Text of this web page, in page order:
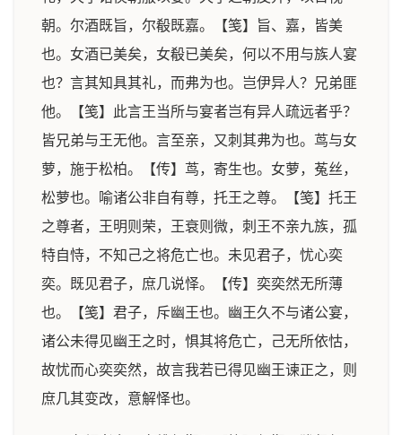
朝。尔酒既旨，尔殽既嘉。【笺】旨、嘉，皆美
也。女酒已美矣，女殽已美矣，何以不用与族人宴
也？言其知具其礼，而弗为也。岂伊异人？兄弟匪
他。【笺】此言王当所与宴者岂有异人疏远者乎？
皆兄弟与王无他。言至亲，又刺其弗为也。茑与女
萝，施于松柏。【传】茑，寄生也。女萝，菟丝，
松萝也。喻诸公非自有尊，托王之尊。【笺】托王
之尊者，王明则荣，王衰则微，刺王不亲九族，孤
特自恃，不知己之将危亡也。未见君子，忧心奕
奕。既见君子，庶几说怿。【传】奕奕然无所薄
也。【笺】君子，斥幽王也。幽王久不与诸公宴，
诸公未得见幽王之时，惧其将危亡，己无所依怙，
故忧而心奕奕然，故言我若已得见幽王谏正之，则
庶几其变改，意解怿也。